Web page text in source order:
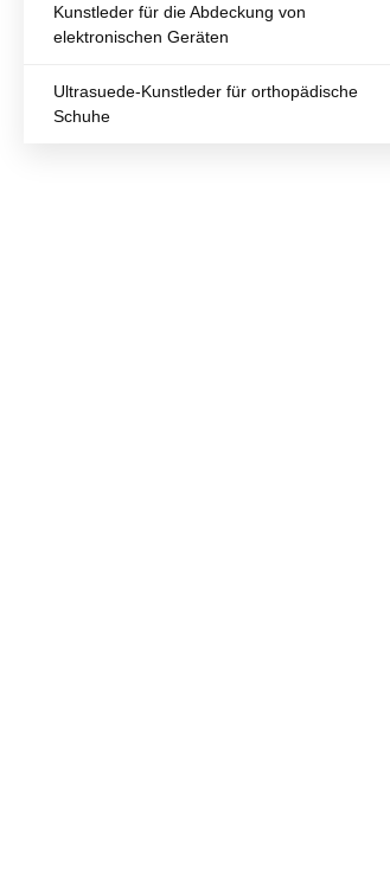
Kunstleder für die Abdeckung von
elektronischen Geräten
Ultrasuede-Kunstleder für orthopädische
Schuhe